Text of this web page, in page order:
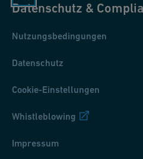
Datenschutz &
Nutzungsbedingungen
Datenschutz
Cookie-Einstellungen
Whistleblowing
Impressum